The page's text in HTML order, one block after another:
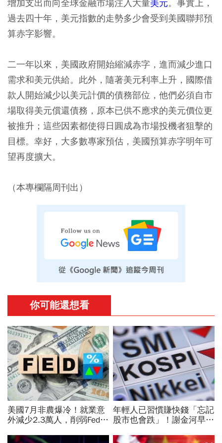
增加支出而向全球金融市場注入大量美元。事實上，
過去四十年，美元指數的走勢多少會受到美國聯邦預
算赤字影響。
二一年以來，美國政府開始縮減赤字，進而減少進口
需求和美元供給。此外，隨著美元利率上升，國際借
款人開始減少以美元計價的債務部位，他們必須自市
場取得美元償還債務，原本已供不應求的美元價位更
被推升；這些因素都使得日圓成為市場投機者狙擊的
目標。幸好，大多數專家預估，美國預算赤字明年可
望再度擴大。
（本專欄隔周刊出）